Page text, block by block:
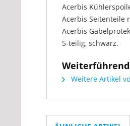
Acerbis
Acerbis Seitenteile
Acerbis
5-teilig, schwarz.
Weitere Artikel